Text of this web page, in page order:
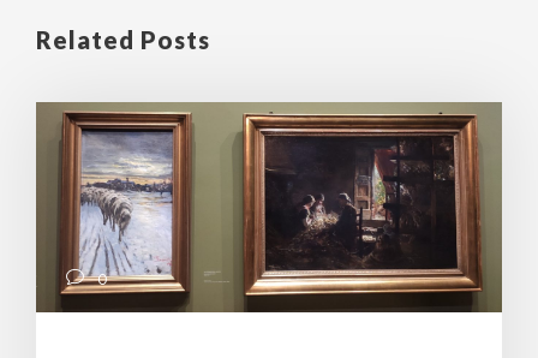
Related Posts
0